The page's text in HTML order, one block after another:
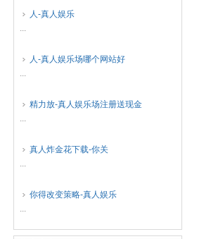
人-真人娱乐
...
人-真人娱乐场哪个网站好
...
精力放-真人娱乐场注册送现金
...
真人炸金花下载-你关
...
你得改变策略-真人娱乐
...